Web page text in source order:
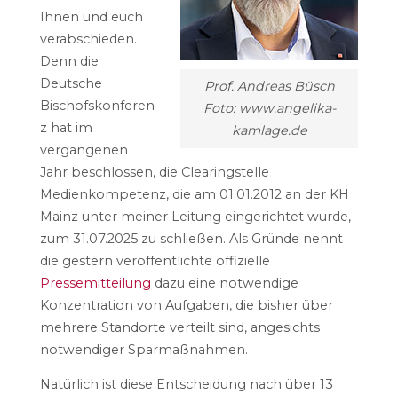
Prof. Andreas Büsch
Foto: www.angelika-
kamlage.de
Ihnen und euch
verabschieden.
Denn die
Deutsche
Bischofskonferen
z hat im
vergangenen
Jahr beschlossen, die Clearingstelle
Medienkompetenz, die am 01.01.2012 an der KH
Mainz unter meiner Leitung eingerichtet wurde,
zum 31.07.2025 zu schließen. Als Gründe nennt
die gestern veröffentlichte offizielle
Pressemitteilung dazu eine notwendige
Konzentration von Aufgaben, die bisher über
mehrere Standorte verteilt sind, angesichts
notwendiger Sparmaßnahmen.
Natürlich ist diese Entscheidung nach über 13